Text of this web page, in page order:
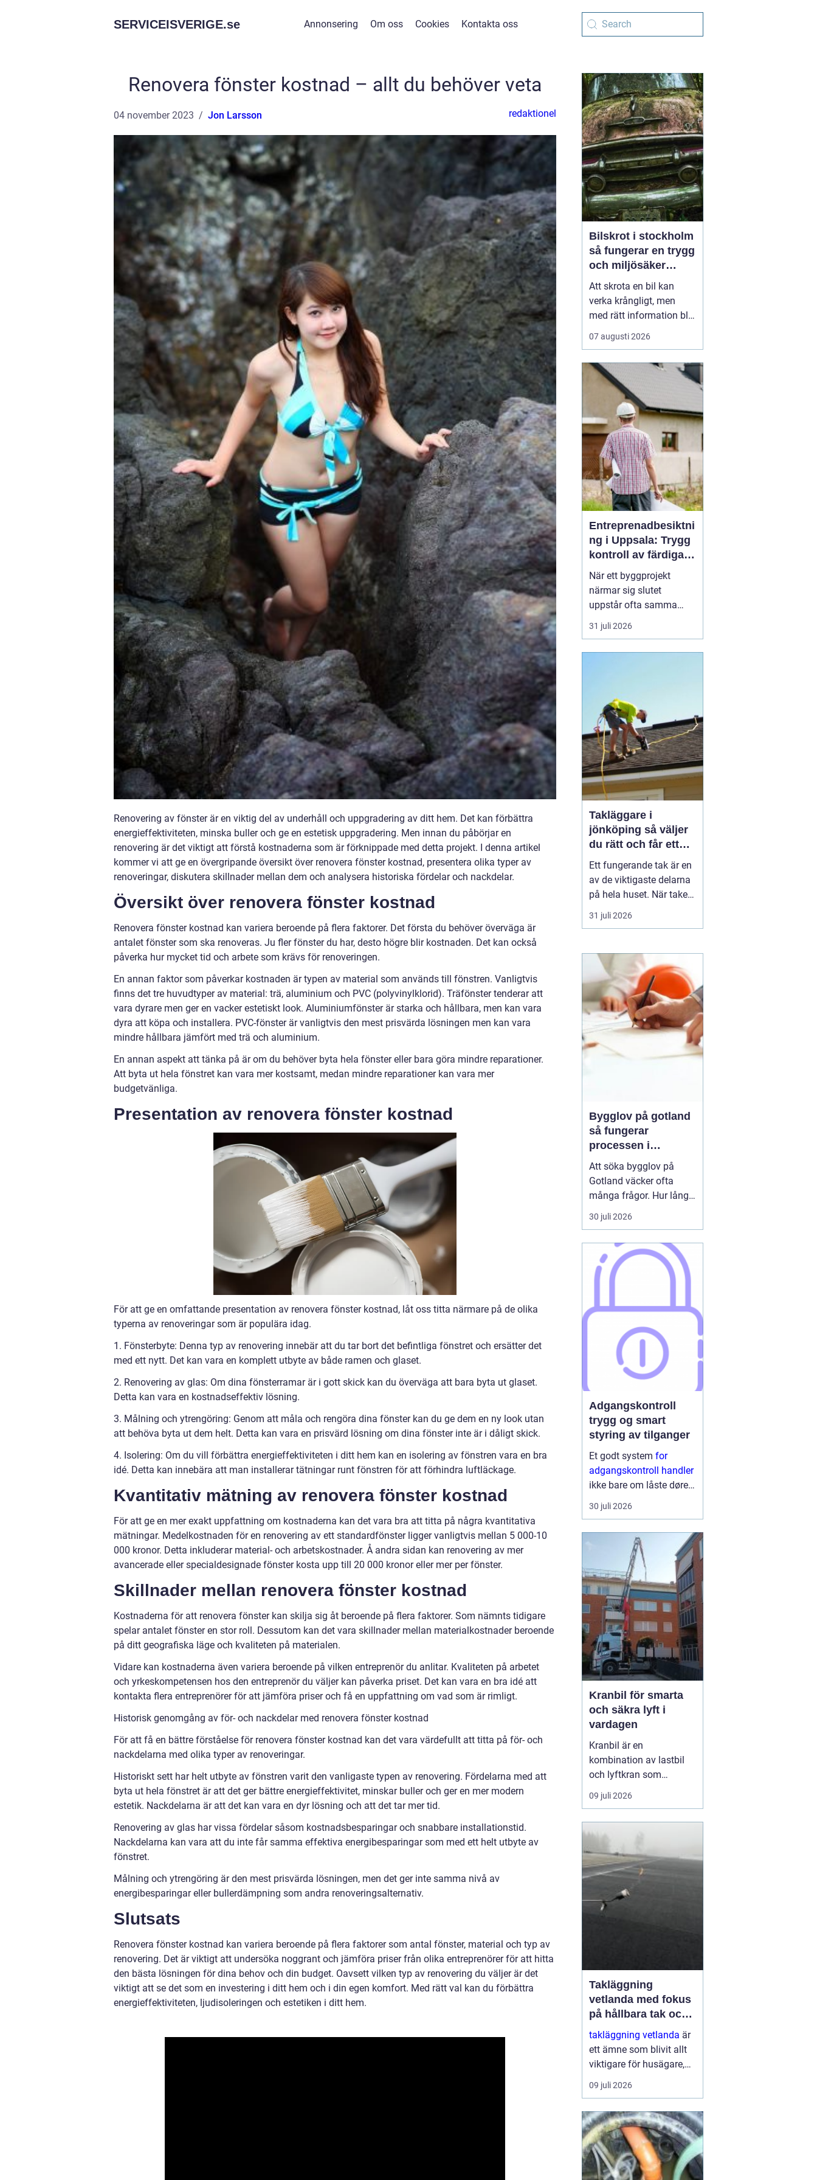
SERVICEISVERIGE.se Annonsering Om oss Cookies Kontakta oss
Renovera fönster kostnad – allt du behöver veta
04 november 2023 Jon Larsson redaktionel
Renovering av fönster är en viktig del av underhåll och uppgradering av ditt hem. Det kan förbättra
energieffektiviteten, minska buller och ge en estetisk uppgradering. Men innan du påbörjar en
renovering är det viktigt att förstå kostnaderna som är förknippade med detta projekt. I denna artikel
kommer vi att ge en övergripande översikt över renovera fönster kostnad, presentera olika typer av
renoveringar, diskutera skillnader mellan dem och analysera historiska fördelar och nackdelar.
Översikt över renovera fönster kostnad
Renovera fönster kostnad kan variera beroende på flera faktorer. Det första du behöver överväga är
antalet fönster som ska renoveras. Ju fler fönster du har, desto högre blir kostnaden. Det kan också
påverka hur mycket tid och arbete som krävs för renoveringen.
En annan faktor som påverkar kostnaden är typen av material som används till fönstren. Vanligtvis
finns det tre huvudtyper av material: trä, aluminium och PVC (polyvinylklorid). Träfönster tenderar att
vara dyrare men ger en vacker estetiskt look. Aluminiumfönster är starka och hållbara, men kan vara
dyra att köpa och installera. PVC-fönster är vanligtvis den mest prisvärda lösningen men kan vara
mindre hållbara jämfört med trä och aluminium.
En annan aspekt att tänka på är om du behöver byta hela fönster eller bara göra mindre reparationer.
Att byta ut hela fönstret kan vara mer kostsamt, medan mindre reparationer kan vara mer
budgetvänliga.
Presentation av renovera fönster kostnad
För att ge en omfattande presentation av renovera fönster kostnad, låt oss titta närmare på de olika
typerna av renoveringar som är populära idag.
1. Fönsterbyte: Denna typ av renovering innebär att du tar bort det befintliga fönstret och ersätter det
med ett nytt. Det kan vara en komplett utbyte av både ramen och glaset.
2. Renovering av glas: Om dina fönsterramar är i gott skick kan du överväga att bara byta ut glaset.
Detta kan vara en kostnadseffektiv lösning.
3. Målning och ytrengöring: Genom att måla och rengöra dina fönster kan du ge dem en ny look utan
att behöva byta ut dem helt. Detta kan vara en prisvärd lösning om dina fönster inte är i dåligt skick.
4. Isolering: Om du vill förbättra energieffektiviteten i ditt hem kan en isolering av fönstren vara en bra
idé. Detta kan innebära att man installerar tätningar runt fönstren för att förhindra luftläckage.
Kvantitativ mätning av renovera fönster kostnad
För att ge en mer exakt uppfattning om kostnaderna kan det vara bra att titta på några kvantitativa
mätningar. Medelkostnaden för en renovering av ett standardfönster ligger vanligtvis mellan 5 000-10
000 kronor. Detta inkluderar material- och arbetskostnader. Å andra sidan kan renovering av mer
avancerade eller specialdesignade fönster kosta upp till 20 000 kronor eller mer per fönster.
Skillnader mellan renovera fönster kostnad
Kostnaderna för att renovera fönster kan skilja sig åt beroende på flera faktorer. Som nämnts tidigare
spelar antalet fönster en stor roll. Dessutom kan det vara skillnader mellan materialkostnader beroende
på ditt geografiska läge och kvaliteten på materialen.
Vidare kan kostnaderna även variera beroende på vilken entreprenör du anlitar. Kvaliteten på arbetet
och yrkeskompetensen hos den entreprenör du väljer kan påverka priset. Det kan vara en bra idé att
kontakta flera entreprenörer för att jämföra priser och få en uppfattning om vad som är rimligt.
Historisk genomgång av för- och nackdelar med renovera fönster kostnad
För att få en bättre förståelse för renovera fönster kostnad kan det vara värdefullt att titta på för- och
nackdelarna med olika typer av renoveringar.
Historiskt sett har helt utbyte av fönstren varit den vanligaste typen av renovering. Fördelarna med att
byta ut hela fönstret är att det ger bättre energieffektivitet, minskar buller och ger en mer modern
estetik. Nackdelarna är att det kan vara en dyr lösning och att det tar mer tid.
Renovering av glas har vissa fördelar såsom kostnadsbesparingar och snabbare installationstid.
Nackdelarna kan vara att du inte får samma effektiva energibesparingar som med ett helt utbyte av
fönstret.
Målning och ytrengöring är den mest prisvärda lösningen, men det ger inte samma nivå av
energibesparingar eller bullerdämpning som andra renoveringsalternativ.
Slutsats
Renovera fönster kostnad kan variera beroende på flera faktorer som antal fönster, material och typ av
renovering. Det är viktigt att undersöka noggrant och jämföra priser från olika entreprenörer för att hitta
den bästa lösningen för dina behov och din budget. Oavsett vilken typ av renovering du väljer är det
viktigt att se det som en investering i ditt hem och i din egen komfort. Med rätt val kan du förbättra
energieffektiviteten, ljudisoleringen och estetiken i ditt hem.
Bilskrot i stockholm
så fungerar en trygg
och miljösäker
skrotning
Att skrota en bil kan
verka krångligt, men
med rätt information blir
processen enkel. För
många bilägare handlar
saker: trygg
avregistrering, rimlig
ersättning och omtanke
om miljön. I
Stockholmsområdet
finns flera alternativ...
07 augusti 2026
Entreprenadbesiktni
ng i Uppsala: Trygg
kontroll av färdiga
byggprojekt
När ett byggprojekt
närmar sig slutet
uppstår ofta samma
fråga: är entreprenaden
verkligen utförd så som
ger ett tydligt svar.
Genom en strukturerad
genomgån...
31 juli 2026
Takläggare i
jönköping så väljer
du rätt och får ett
tak som håller
Ett fungerande tak är en
av de viktigaste delarna
på hela huset. När taket
börjar bli slitet påverkar
det både tryggheten,
värdet på huset. Därför
blir valet
av takläggare i
Jönköping avg...
31 juli 2026
Bygglov på gotland
så fungerar
processen i
praktiken
Att söka bygglov på
Gotland väcker ofta
många frågor. Hur lång
tid tar det? Vilka
handlingar behövs? Och
nära havet eller i Visbys
känsliga kulturmiljö? För
den som sällan har
kan bygglovsregler
kännas både ...
30 juli 2026
Adgangskontroll
trygg og smart
styring av tilganger
Et godt system for
adgangskontroll handler
ikke bare om låste dører.
Det handler om å ha
oversikt, kunne styre
sikre mennesker, verdier
og informasjon på en
ryddig måte. Moderne
lø...
30 juli 2026
Kranbil för smarta
och säkra lyft i
vardagen
Kranbil är en
kombination av lastbil
och lyftkran som
används när tungt eller
skrymmande material
säkert och
Genom att hyra en
kranbil kan
privatpersoner, företag
och entrepren&...
09 juli 2026
Takläggning
vetlanda med fokus
på hållbara tak och
trygga hus
takläggning vetlanda är
ett ämne som blivit allt
viktigare för husägare,
bostadsrättsföreningar
och fastighetsägare i
skyddar inte bara mot
regn, snö och blåst, utan
påve...
09 juli 2026